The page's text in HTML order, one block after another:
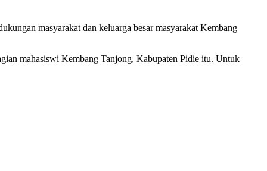
masyarakat dan keluarga besar masyarakat Kembang
mahasiswi Kembang Tanjong, Kabupaten Pidie itu. Untuk